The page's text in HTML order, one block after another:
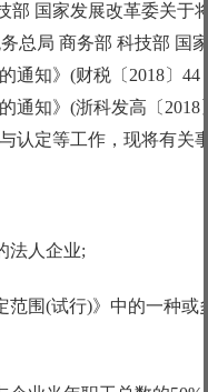
部 国家发展改革委关于
总局 商务部 科技部
通知》(财税〔2018〕
通知》(浙科发高〔
认定等工作，现将有关
法人企业;
范围(试行)》中的一种